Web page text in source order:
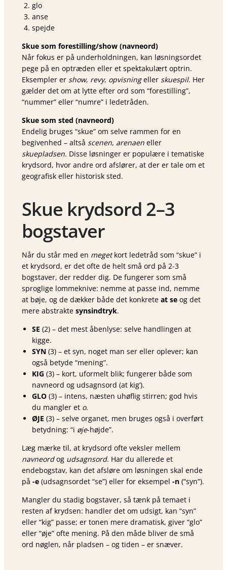
glo
anse
spejde
Skue som forestilling/show (navneord)
Når fokus er på underholdningen, kan løsningsordet
pege på en optræden eller et spektakulært optrin.
Eksempler er show, revy, opvisningeller skuespil. Her
gælder det om at lytte efter ord som “forestilling”,
“nummer” eller “numre” i ledetråden.
Skue som sted (navneord)
Endelig bruges “skue” om selve rammen for en
begivenhed – altså scenen, arenaen eller
skuepladsen. Disse løsninger er populære i tematiske
krydsord, hvor andre ord afslører, at der er tale om et
geografisk eller historisk sted.
Skue krydsord 2–3
bogstaver
Når du står med en megetkort ledetråd som “skue” i
et krydsord, er det ofte de helt små ord på 2-3
bogstaver, der redder dig. De fungerer som små
sproglige lommeknive: nemme at passe ind, nemme
at bøje, og de dækker både det konkrete at se og det
mere abstrakte synsindtryk.
SE (2) – det mest åbenlyse: selve handlingen at
kigge.
SYN (3) – et syn, noget man ser eller oplever; kan
også betyde “mening”.
KIG (3) – kort, uformelt blik; fungerer både som
navneord og udsagnsord (at kig’).
GLO (3) – intens, næsten uhøflig stirren; god hvis
du mangler et o.
ØJE (3) – selve organet, men bruges også i overført
betydning: “i øje-højde”.
Læg mærke til, at krydsord ofte veksler mellem
navneordog udsagnsord. Har du allerede et
endebogstav, kan det afsløre om løsningen skal ende
på -e (udsagnsordet “se”) eller for eksempel -n (“syn”).
Mangler du stadig bogstaver, så tænk på temaet i
resten af krydsen: handler det om udsigt, kan “syn”
eller “kig” passe; er tonen mere dramatisk, giver “glo”
eller “øje” ofte mening. På den måde bliver de små
ord nøglen, når pladsen – og tiden – er snæver.